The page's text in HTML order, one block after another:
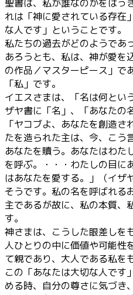
聖書は、私が誰なのかをはっ
れは「神に愛されている存在
な人です」ということです。
私たちの過去がどのようであ
あろうとも、私は、神が愛を
の作品／マスターピース」で
「私」です。
イエスさまは、「名は何とい
ザヤ書に「名」、「あなたの
「ヤコブよ、あなたを創造
たを造られた主は、今、こう
あなたを贖う。あなたはわた
を呼ぶ。・・・わたしの目に
はあなたを愛する。」（イザ
そうです。私の名を呼ばれる
主であるが故に、私の本質、
す。
神さまは、こうした眼差しを
人ひとりの中に価値や可能性
て親であり、大人である私を
この「あなたは大切な人です
める時、自分の尊さに気づき